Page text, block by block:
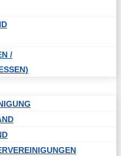
/